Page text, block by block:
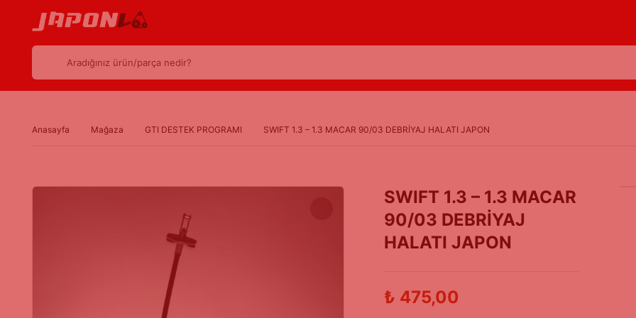
Aradığınız ürün/parça nedir?
Anasayfa Mağaza GTI DESTEK PROGRAMI SWIFT 1.3 – 1.3 MACAR 90/03 DEBRİYAJ HALATI JAPON
SWIFT 1.3 – 1.3 MACAR
90/03 DEBRİYAJ
HALATI JAPON
₺ 475,00